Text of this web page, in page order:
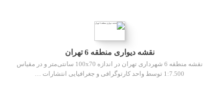
نقشه دیواری منطقه 6 تهران
نقشه منطقه 6 شهرداری تهران در اندازه 100x70 سانتی‌متر و در مقیاس
1:7.500 توسط واحد کارتوگرافی و جغرافیایی انتشارات …